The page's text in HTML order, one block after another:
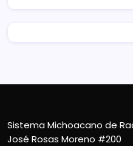
Sistema Michoacano de
José Rosas Moreno #200